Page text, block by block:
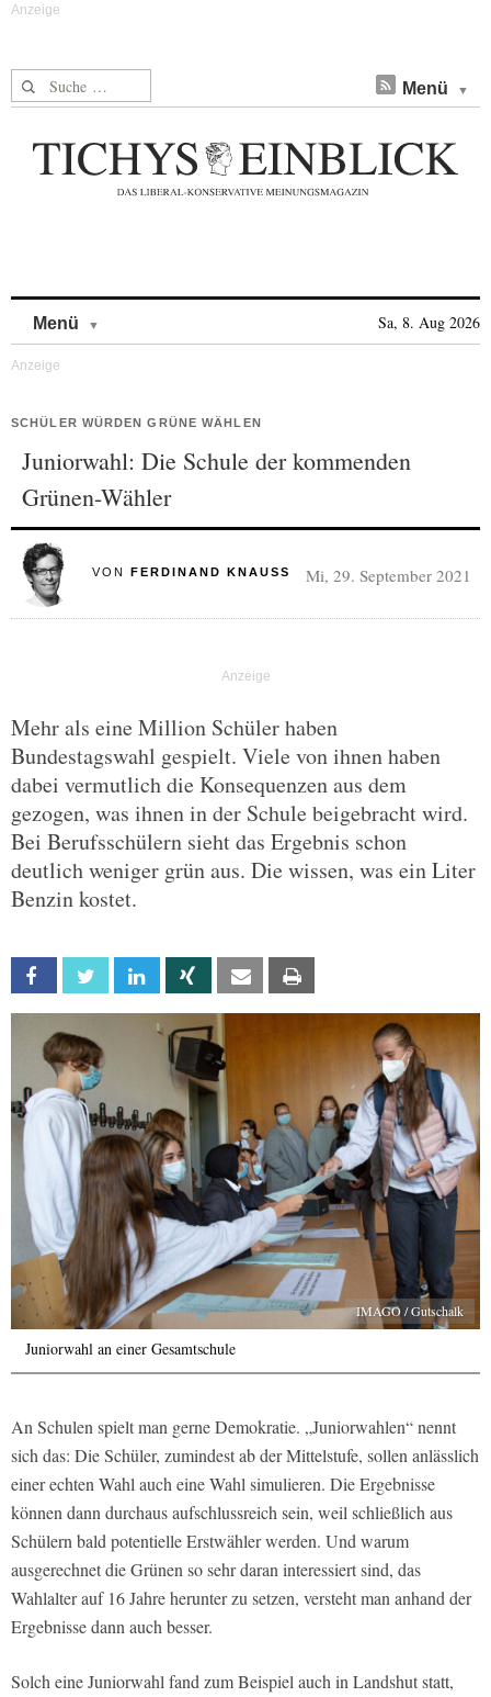
Suche nach: Menü
Menü Sa, 8. Aug 2026
SCHÜLER WÜRDEN GRÜNE WÄHLEN
Juniorwahl: Die Schule der kommenden
Grünen-Wähler
VON FERDINAND KNAUSS Mi, 29. September 2021
Mehr als eine Million Schüler haben
Bundestagswahl gespielt. Viele von ihnen haben
dabei vermutlich die Konsequenzen aus dem
gezogen, was ihnen in der Schule beigebracht wird.
Bei Berufsschülern sieht das Ergebnis schon
deutlich weniger grün aus. Die wissen, was ein Liter
Benzin kostet.
Facebook Twitter Linkedin Xing Email
IMAGO / Gutschalk
Juniorwahl an einer Gesamtschule
An Schulen spielt man gerne Demokratie. „Juniorwahlen“ nennt
sich das: Die Schüler, zumindest ab der Mittelstufe, sollen anlässlich
einer echten Wahl auch eine Wahl simulieren. Die Ergebnisse
können dann durchaus aufschlussreich sein, weil schließlich aus
Schülern bald potentielle Erstwähler werden. Und warum
ausgerechnet die Grünen so sehr daran interessiert sind, das
Wahlalter auf 16 Jahre herunter zu setzen, versteht man anhand der
Ergebnisse dann auch besser.
Solch eine Juniorwahl fand zum Beispiel auch in Landshut statt,